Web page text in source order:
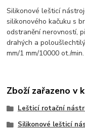
Silikonové lešticí
silikonového kačuku s
odstranění nerovností,
drahých a
mm/1 mm/10000 ot./min.
Zboží zařazeno v
Lešticí rotační
Silikonové lešticí